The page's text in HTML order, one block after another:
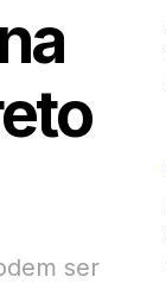
ser